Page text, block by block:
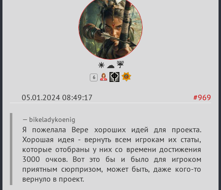
☀ ☁ ☔
6
#969
05.01.2024 08:49:17
Re:
Сумрак
нововведения
bikeladykoenig
Я пожелала Вере хороших идей для проекта.
Хорошая идея - вернуть всем игрокам их статы,
которые отобраны у них со времени достижения
3000 очков. Вот это бы и было для игроком
приятным сюрпризом, может быть, даже кого-то
вернуло в проект.